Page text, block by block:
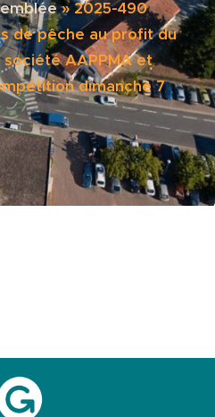
»2025-490
de pêche au profit du
AAPPMA et
dimanche 7